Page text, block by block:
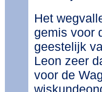
Het
gemis voor
geestelijk
Leon zeer
voor de